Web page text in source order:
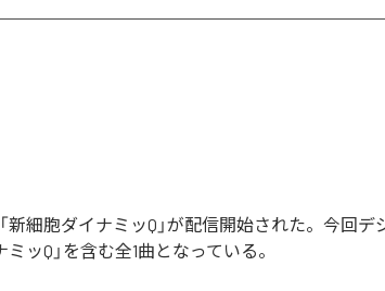
新細胞ダイナミッQ」が配信開始された。今回デ
ッQ」を含む全1曲となっている。